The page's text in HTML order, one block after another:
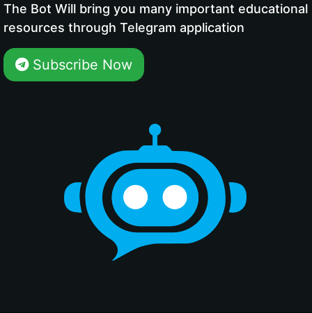
The Bot Will bring you many important educational
resources through Telegram application
Subscribe Now